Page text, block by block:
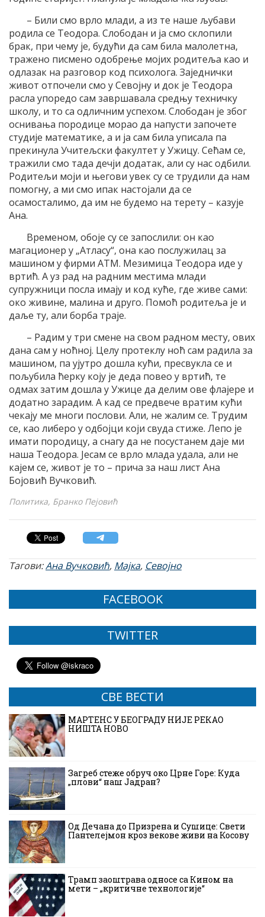
– Били смо врло млади, а из те наше љубави
родила се Теодора. Слободан и ја смо склопили
брак, при чему је, будући да сам била малолетна,
тражено писмено одобрење мојих родитеља као и
одлазак на разговор код психолога. Заједнички
живот отпочели смо у Севојну и док је Теодора
расла упоредо сам завршавала средњу техничку
школу, и то са одличним успехом. Слободан је због
оснивања породице морао да напусти започете
студије математике, а и ја сам била уписала па
прекинула Учитељски факултет у Ужицу. Сећам се,
тражили смо тада дечји додатак, али су нас одбили.
Родитељи моји и његови увек су се трудили да нам
помогну, а ми смо ипак настојали да се
осамосталимо, да им не будемо на терету – казује
Ана.
Временом, обоје су се запослили: он као
магационер у „Атласу“, она као послужилац за
машином у фирми АТМ. Мезимица Теодора иде у
вртић. А уз рад на радним местима млади
супружници посла имају и код куће, где живе сами:
око живине, малина и друго. Помоћ родитеља је и
даље ту, али борба траје.
– Радим у три смене на свом радном месту, ових
дана сам у ноћној. Целу протеклу ноћ сам радила за
машином, па ујутро дошла кући, пресвукла се и
пољубила ћерку коју је деда повео у вртић, те
одмах затим дошла у Ужице да делим ове флајере и
додатно зарадим. А кад се предвече вратим кући
чекају ме многи послови. Али, не жалим се. Трудим
се, као либеро у одбојци који свуда стиже. Лепо је
имати породицу, а снагу да не посустанем даје ми
наша Теодора. Јесам се врло млада удала, али не
кајем се, живот је то – прича за наш лист Ана
Бојовић Вучковић.
Политика, Бранко Пејовић
Тагови:Ана Вучковић, Мајка, Севојно
FACEBOOK
TWITTER
СВЕ ВЕСТИ
МАРТЕНС У БЕОГРАДУ НИЈЕ РЕКАО
НИШТА НОВО
Загреб стеже обруч око Црне Горе: Куда
„плови“ наш Јадран?
Од Дечана до Призрена и Сушице: Свети
Пантелејмон кроз векове живи на Косову
Трамп заоштрава односе са Кином на
мети – „критичне технологије“